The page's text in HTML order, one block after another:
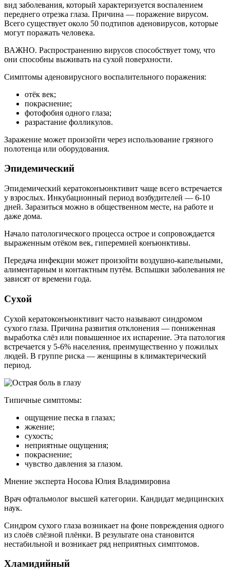
вид заболевания, который характеризуется воспалением
переднего отрезка глаза. Причина — поражение вирусом.
Всего существует около 50 подтипов аденовирусов, которые
могут поражать человека.
ВАЖНО. Распространению вирусов способствует тому, что
они способны выживать на сухой поверхности.
Симптомы аденовирусного воспалительного поражения:
отёк век;
покраснение;
фотофобия одного глаза;
разрастание фолликулов.
Заражение может произойти через использование грязного
полотенца или оборудования.
Эпидемический
Эпидемический кератоконъюнктивит чаще всего встречается
у взрослых. Инкубационный период возбудителей — 6-10
дней. Заразиться можно в общественном месте, на работе и
даже дома.
Начало патологического процесса острое и сопровождается
выраженным отёком век, гиперемией конъюнктивы.
Передача инфекции может произойти воздушно-капельными,
алиментарным и контактным путём. Вспышки заболевания не
зависят от времени года.
Сухой
Сухой кератоконъюнктивит часто называют синдромом
сухого глаза. Причина развития отклонения — пониженная
выработка слёз или повышенное их испарение. Эта патология
встречается у 5-6% населения, преимущественно у пожилых
людей. В группе риска — женщины в климактерический
период.
Типичные симптомы:
ощущение песка в глазах;
жжение;
сухость;
неприятные ощущения;
покраснение;
чувство давления за глазом.
Мнение эксперта Носова Юлия Владимировна
Врач офтальмолог высшей категории. Кандидат медицинских
наук.
Синдром сухого глаза возникает на фоне повреждения одного
из слоёв слёзной плёнки. В результате она становится
нестабильной и возникает ряд неприятных симптомов.
Хламидийный